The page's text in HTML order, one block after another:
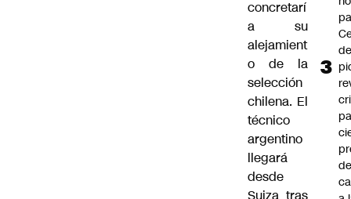
concretarí
a su
alejamient
o de la
selección
chilena. El
técnico
argentino
llegará
desde
Suiza tras
de